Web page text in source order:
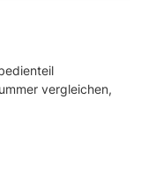
vergleichen,